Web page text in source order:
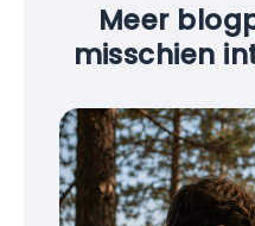
Meer
misschien